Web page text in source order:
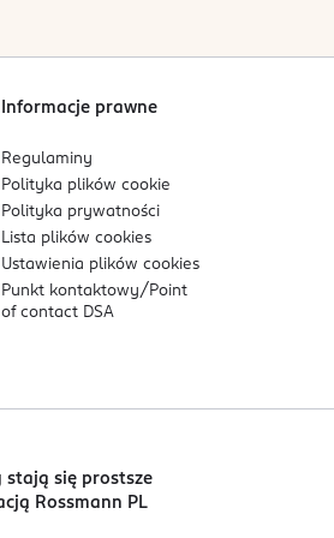
data: od najnowszej
Informacje prawne
Regulaminy
Polityka plikówcookie
Polityka prywatności
Lista plikówcookies
Ustawienia plikówcookies
Punkt kontaktowy/ Point
of contact DSA
stają się prostsze
Rossmann PL